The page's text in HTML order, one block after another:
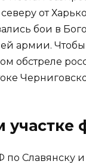
от
бои в
армии.
обстреле
участке
Славянску